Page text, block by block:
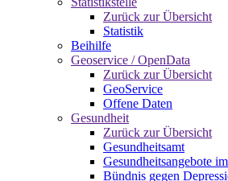
Zurück zur Übersicht
Statistik
Beihilfe
Geoservice / OpenData
Zurück zur Übersicht
GeoService
Offene Daten
Gesundheit
Zurück zur Übersicht
Gesundheitsamt
Gesundheitsangebote
Bündnis gegen